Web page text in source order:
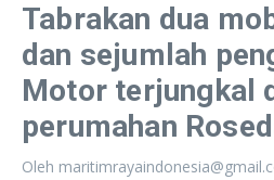
Tabrakan dua
dan sejumlah
Motor terjungkal
perumahan
Oleh